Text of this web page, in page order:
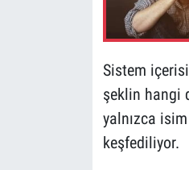
Sistem
şeklin hangi
yalnızca
keşfediliyor.